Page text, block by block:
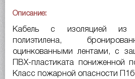
Описание:
Кабель с изоляцией из
полиэтилена,
оцинкованными лентами, с
ПВХ-пластиката пониженной
Класс пожарной опасности